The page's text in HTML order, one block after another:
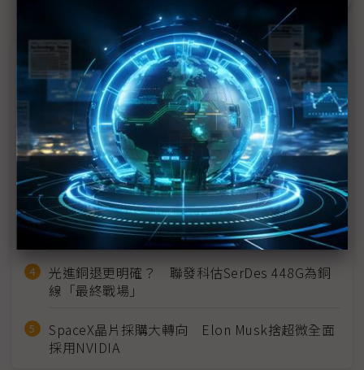
近７天熱門報導
MLCC訂單過熱、出貨比創高 村田示警全球AI基
建熱潮將趨緩
2027全年記憶體產能提前售罄 買家「祕而不
宣」只怕買不夠
英特爾EMIB良率達標 聯發科第2代ASIC產品
2028準時量產
光進銅退更明確？ 聯發科估SerDes 448G為銅
線「最終戰場」
SpaceX晶片採購大轉向 Elon Musk捨超微全面
採用NVIDIA